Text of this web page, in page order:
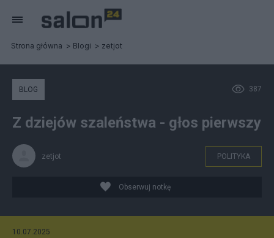
Strona główna Blogi zetjot
387
BLOG
Z dziejów szaleństwa - głos pierwszy
zetjot POLITYKA
Obserwuj notkę
10.07.2025